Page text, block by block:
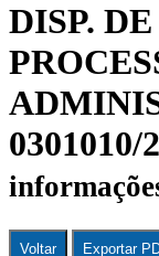
DISP.
0301010/
Voltar Exportar